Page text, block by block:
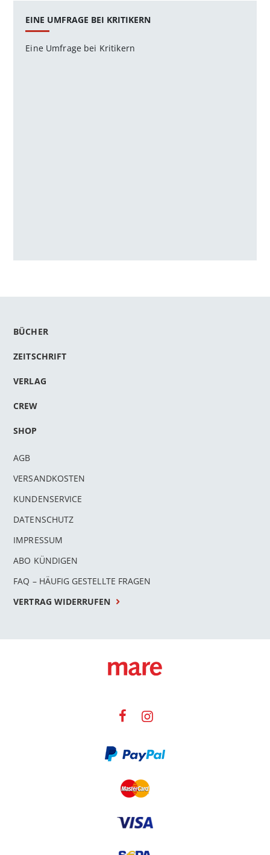
EINE UMFRAGE BEI KRITIKERN
Eine Umfrage bei Kritikern
BÜCHER
ZEITSCHRIFT
VERLAG
CREW
SHOP
AGB
VERSANDKOSTEN
KUNDENSERVICE
DATENSCHUTZ
IMPRESSUM
ABO KÜNDIGEN
FAQ – HÄUFIG GESTELLTE FRAGEN
VERTRAG WIDERRUFEN